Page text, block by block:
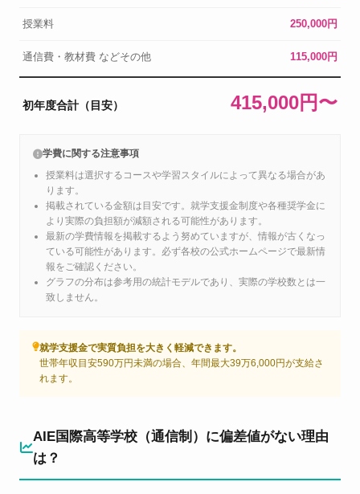
授業料 250,000円
通信費・教材費 などその他 115,000円
初年度合計（目安） 415,000円〜
学費に関する注意事項
授業料は選択するコースや学習スタイルによって異なる場合があ
ります。
掲載されている金額は目安です。就学支援金制度や各種奨学金に
より実際の負担額が減額される可能性があります。
最新の学費情報を掲載するよう努めていますが、情報が古くなっ
ている可能性があります。必ず各校の公式ホームページで最新情
報をご確認ください。
グラフの分布は参考用の統計モデルであり、実際の学校数とは一
致しません。
就学支援金で実質負担を大きく軽減できます。
世帯年収目安590万円未満の場合、年間最大39万6,000円が支給さ
れます。
AIE国際高等学校（通信制）に偏差値がない理由
は？